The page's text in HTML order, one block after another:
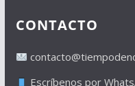
CONTACTO
Escríbenos por